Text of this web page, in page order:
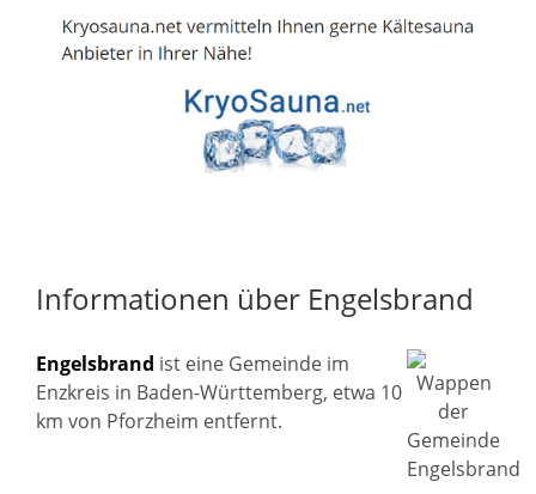
Informationen über Engelsbrand
Engelsbrand ist eine Gemeinde im
Enzkreis in Baden-Württemberg, etwa 10
km von Pforzheim entfernt.